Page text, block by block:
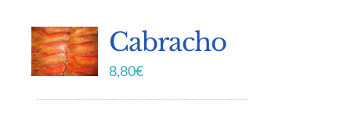
Cabracho
8,80€